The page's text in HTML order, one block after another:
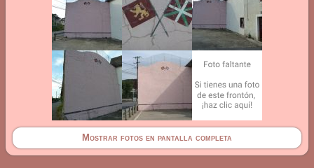
Mostrar fotos en pantalla completa